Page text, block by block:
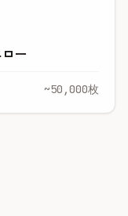
ー
~50,000枚